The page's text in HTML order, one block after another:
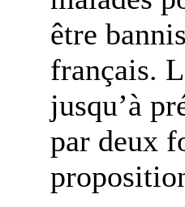
être
français.
jusqu’à
par deux